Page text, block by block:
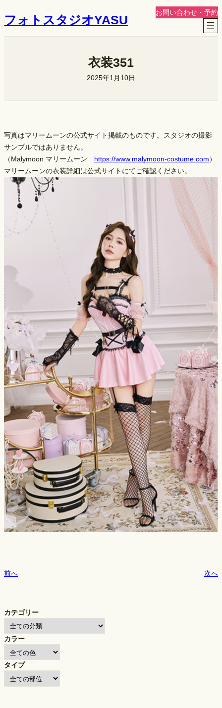
容
フォトスタジオYASU
お問い合わせ・予約
衣装351
2025年1月10日
写真はマリームーンの公式サイト掲載のものです。スタジオの撮影
サンプルではありません。
（Malymoon マリームーン https://www.malymoon-costume.com）
マリームーンの衣装詳細は公式サイトにてご確認ください。
前へ 次へ
カテゴリー
カラー
タイプ